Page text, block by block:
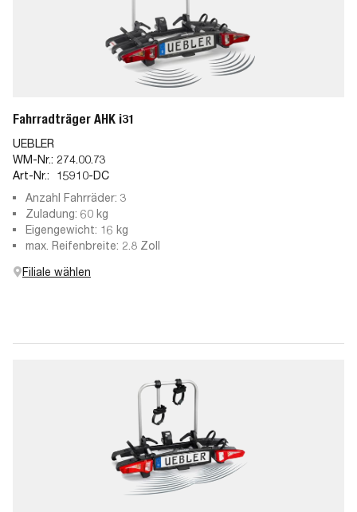
Fahrradträger AHK i31
UEBLER
WM-Nr.: 274.00.73
Art-Nr.:
15910-DC
Anzahl Fahrräder: 3
Zuladung: 60 kg
Eigengewicht: 16 kg
max. Reifenbreite: 2.8 Zoll
Filiale wählen